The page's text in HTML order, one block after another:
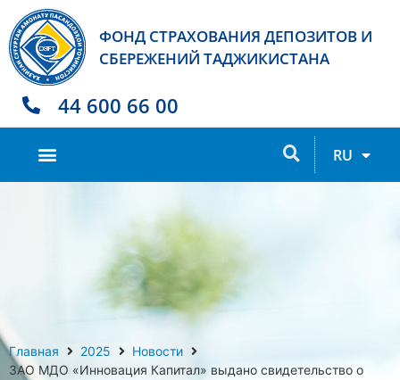
ФОНД СТРАХОВАНИЯ ДЕПОЗИТОВ И
СБЕРЕЖЕНИЙ ТАДЖИКИСТАНА
44 600 66 00
RU
EN
Главная 2025
Новости
ЗАО МДО «Инновация Капитал» выдано свидетельство о